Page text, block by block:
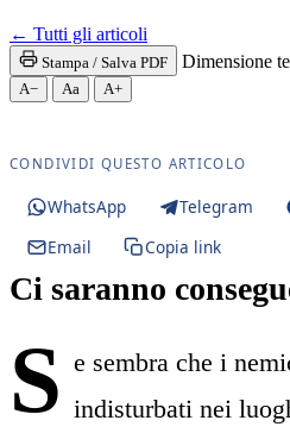
← Tutti gli articoli
Stampa / Salva PDF Dimensione
A− Aa A+
CONDIVIDI QUESTO ARTICOLO
WhatsApp Telegram
Email
Copia link
Ci saranno
S e sembra che i
indisturbati nei